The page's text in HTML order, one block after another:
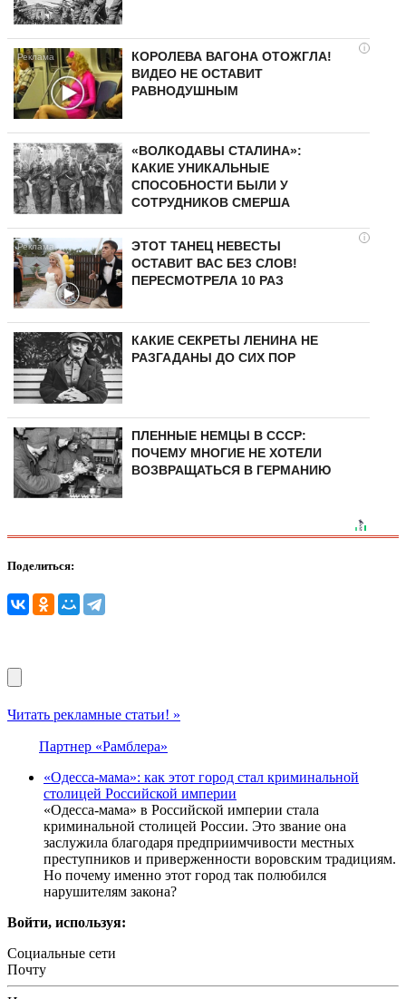
i
КОРОЛЕВА ВАГОНА ОТОЖГЛА!
ВИДЕО НЕ ОСТАВИТ
РАВНОДУШНЫМ
«ВОЛКОДАВЫ СТАЛИНА»:
КАКИЕ УНИКАЛЬНЫЕ
СПОСОБНОСТИ БЫЛИ У
СОТРУДНИКОВ СМЕРША
i
ЭТОТ ТАНЕЦ НЕВЕСТЫ
ОСТАВИТ ВАС БЕЗ СЛОВ!
ПЕРЕСМОТРЕЛА 10 РАЗ
КАКИЕ СЕКРЕТЫ ЛЕНИНА НЕ
РАЗГАДАНЫ ДО СИХ ПОР
ПЛЕННЫЕ НЕМЦЫ В СССР:
ПОЧЕМУ МНОГИЕ НЕ ХОТЕЛИ
ВОЗВРАЩАТЬСЯ В ГЕРМАНИЮ
Поделиться:
Читать рекламные статьи! »
Партнер «Рамблера»
«Одесса-мама»: как этот город стал криминальной
столицей Российской империи
«Одесса-мама» в Российской империи стала
криминальной столицей России. Это звание она
заслужила благодаря предприимчивости местных
преступников и приверженности воровским традициям.
Но почему именно этот город так полюбился
нарушителям закона?
Войти, используя:
Социальные сети
Почту